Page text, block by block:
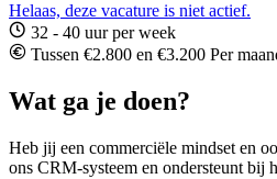
Helaas, deze vacature is niet actief.
32 - 40 uur per week
Tussen €2.800 en €3.200 Per
Wat ga je doen?
Heb jij een commerciële mindset en
ons CRM-systeem en ondersteunt bij